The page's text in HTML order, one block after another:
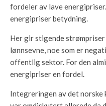
fordeler av lave
energipriser betydning.
Her gir stigende
lønnsevne, noe som er
offentlig sektor. For den
energipriser en fordel.
Integreringen av det norske